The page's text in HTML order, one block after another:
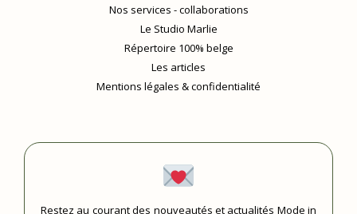
Nos services - collaborations
Le Studio Marlie
Répertoire 100% belge
Les articles
Mentions légales & confidentialité
Restez au courant des nouveautés et actualités Mode in